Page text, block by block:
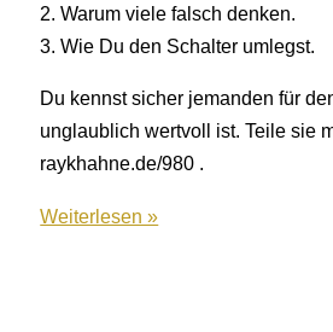
2. Warum viele falsch denken.
3. Wie Du den Schalter umlegst.
Du kennst sicher jemanden für
unglaublich wertvoll ist. Teile sie
raykhahne.de/980 .
980:
Weiterlesen »